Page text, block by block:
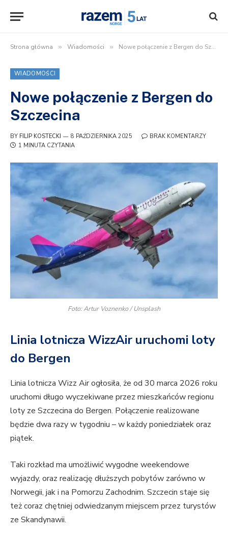
Strona główna » Wiadomości » Nowe połączenie z Bergen do Szczecina
WIADOMOŚCI
Nowe połączenie z Bergen do
Szczecina
BY FILIP KOSTECKI 8 PAŹDZIERNIKA 2025
BRAK KOMENTARZY
1 MINUTA CZYTANIA
Foto: Artur Voznenko / Unsplash
Linia lotnicza WizzAir uruchomi loty
do Bergen
Linia lotnicza Wizz Air ogłosiła, że od 30 marca 2026 roku
uruchomi długo wyczekiwane przez mieszkańców regionu
loty ze Szczecina do Bergen. Połączenie realizowane
będzie dwa razy w tygodniu – w każdy poniedziałek oraz
piątek.
Taki rozkład ma umożliwić wygodne weekendowe
wyjazdy, oraz realizację dłuższych pobytów zarówno w
Norwegii, jak i na Pomorzu Zachodnim. Szczecin staje się
też coraz chętniej odwiedzanym miejscem przez turystów
ze Skandynawii.